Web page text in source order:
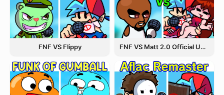
FNF VS Flippy FNF VS Matt 2.0 Official Update